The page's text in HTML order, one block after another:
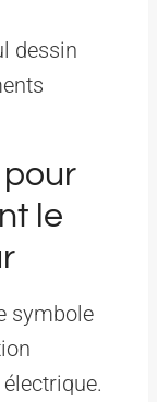
dessin
pour
le
symbole